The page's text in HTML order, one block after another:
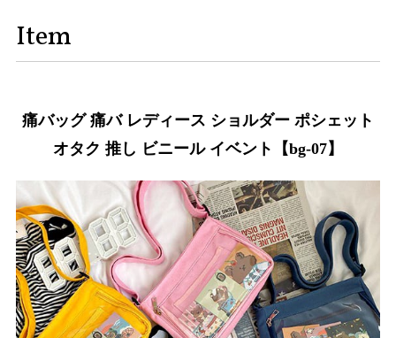
Item
痛バッグ 痛バ レディース ショルダー ポシェット
オタク 推し ビニール イベント【bg-07】